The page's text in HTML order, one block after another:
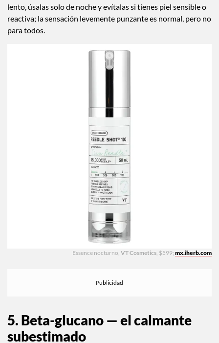
lento, úsalas solo de noche y evítalas si tienes piel sensible o
reactiva; la sensación levemente punzante es normal, pero no
para todos.
Essence nocturno, VT Cosmetics , $599; mx.iherb.com
5. Beta-glucano — el calmante
subestimado